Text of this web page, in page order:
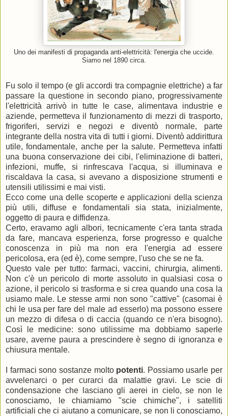
Uno dei manifesti di propaganda anti-elettricità: l'energia che uccide.
Siamo nel 1890 circa.
Fu solo il tempo (e gli accordi tra compagnie elettriche) a far
passare la questione in secondo piano, progressivamente
l'elettricità arrivò in tutte le case, alimentava industrie e
aziende, permetteva il funzionamento di mezzi di trasporto,
frigoriferi, servizi e negozi e diventò normale, parte
integrante della nostra vita di tutti i giorni. Diventò addirittura
utile, fondamentale, anche per la salute. Permetteva infatti
una buona conservazione dei cibi, l'eliminazione di batteri,
infezioni, muffe, si rinfrescava l'acqua, si illuminava e
riscaldava la casa, si avevano a disposizione strumenti e
utensili utilissimi e mai visti.
Ecco come una delle scoperte e applicazioni della scienza
più utili, diffuse e fondamentali sia stata, inizialmente,
oggetto di paura e diffidenza.
Certo, eravamo agli albori, tecnicamente c'era tanta strada
da fare, mancava esperienza, forse progresso e qualche
conoscenza in più ma non era l'energia ad essere
pericolosa, era (ed è), come sempre, l'uso che se ne fa.
Questo vale per tutto: farmaci, vaccini, chirurgia, alimenti.
Non c'è un pericolo di morte assoluto in qualsiasi cosa o
azione, il pericolo si trasforma e si crea quando una cosa la
usiamo male. Le stesse armi non sono "cattive" (casomai è
chi le usa per fare del male ad esserlo) ma possono essere
un mezzo di difesa o di caccia (quando ce n'era bisogno).
Così le medicine: sono utilissime ma dobbiamo saperle
usare, averne paura a prescindere è segno di ignoranza e
chiusura mentale.
I farmaci sono sostanze molto potenti. Possiamo usarle per
avvelenarci o per curarci da malattie gravi. Le scie di
condensazione che lasciano gli aerei in cielo, se non le
conosciamo, le chiamiamo "scie chimiche", i satelliti
artificiali che ci aiutano a comunicare, se non li conosciamo,